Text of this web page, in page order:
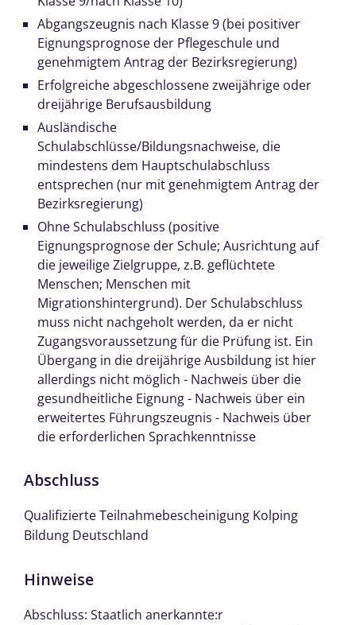
Abgangszeugnis nach Klasse 9 (bei positiver
Eignungsprognose der Pflegeschule und
genehmigtem Antrag der Bezirksregierung)
Erfolgreiche abgeschlossene zweijährige oder
dreijährige Berufsausbildung
Ausländische
Schulabschlüsse/Bildungsnachweise, die
mindestens dem Hauptschulabschluss
entsprechen (nur mit genehmigtem Antrag der
Bezirksregierung)
Ohne Schulabschluss (positive
Eignungsprognose der Schule; Ausrichtung auf
die jeweilige Zielgruppe, z.B. geflüchtete
Menschen; Menschen mit
Migrationshintergrund). Der Schulabschluss
muss nicht nachgeholt werden, da er nicht
Zugangsvoraussetzung für die Prüfung ist. Ein
Übergang in die dreijährige Ausbildung ist hier
allerdings nicht möglich - Nachweis über die
gesundheitliche Eignung - Nachweis über ein
erweitertes Führungszeugnis - Nachweis über
die erforderlichen Sprachkenntnisse
Abschluss
Qualifizierte Teilnahmebescheinigung Kolping
Bildung Deutschland
Hinweise
Abschluss: Staatlich anerkannte:r